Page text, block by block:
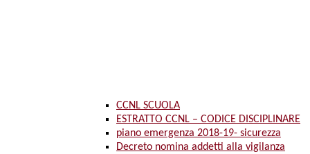
CCNL SCUOLA
ESTRATTO CCNL – CODICE DISCIPLINARE
piano emergenza 2018-19- sicurezza
Decreto nomina addetti alla vigilanza